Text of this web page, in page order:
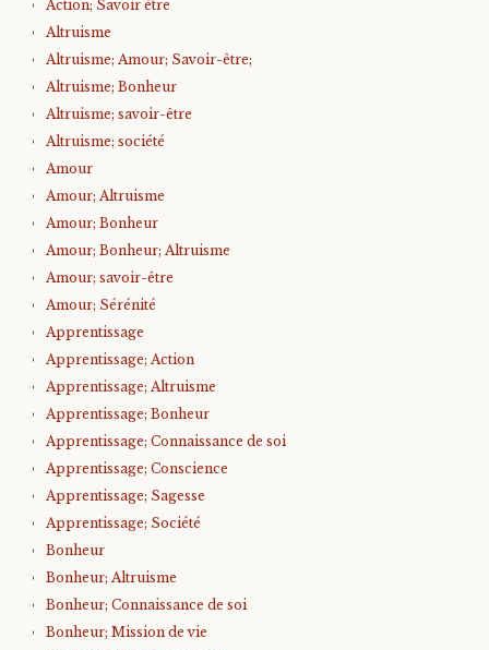
Action; Savoir être
Altruisme
Altruisme; Amour; Savoir-être;
Altruisme; Bonheur
Altruisme; savoir-être
Altruisme; société
Amour
Amour; Altruisme
Amour; Bonheur
Amour; Bonheur; Altruisme
Amour; savoir-être
Amour; Sérénité
Apprentissage
Apprentissage; Action
Apprentissage; Altruisme
Apprentissage; Bonheur
Apprentissage; Connaissance de soi
Apprentissage; Conscience
Apprentissage; Sagesse
Apprentissage; Société
Bonheur
Bonheur; Altruisme
Bonheur; Connaissance de soi
Bonheur; Mission de vie